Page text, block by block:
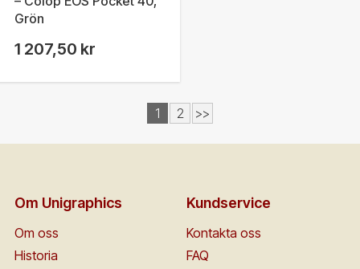
Grön
1 207,50 kr
1 2 >>
Om Unigraphics
Om oss
Historia
Kundservice
Kontakta oss
FAQ